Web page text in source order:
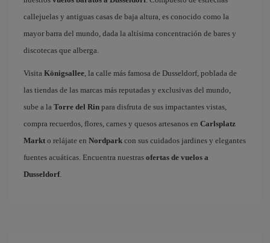
callejuelas y antiguas casas de baja altura, es conocido como la
mayor barra del mundo, dada la altísima concentración de bares y
discotecas que alberga.
Visita Königsallee, la calle más famosa de Dusseldorf, poblada de
las tiendas de las marcas más reputadas y exclusivas del mundo,
sube a la Torre del Rin para disfruta de sus impactantes vistas,
compra recuerdos, flores, carnes y quesos artesanos en Carlsplatz
Markt o relájate en Nordpark con sus cuidados jardines y elegantes
fuentes acuáticas. Encuentra nuestras ofertas de vuelos a
Dusseldorf.